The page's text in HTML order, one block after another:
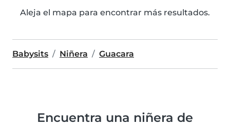
Aleja el mapa para encontrar más resultados.
Babysits Niñera Guacara
Encuentra una niñera de